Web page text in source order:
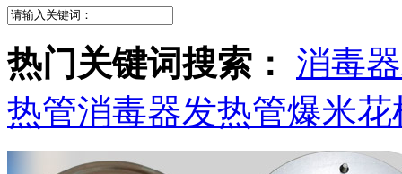
热门关键词搜索： 消毒
热管消毒器发热管爆米花